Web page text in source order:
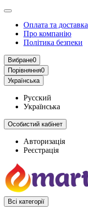
Оплата та доставка
Про компанію
Політика безпеки
Вибране0
Порівняння0
Українська
Русский
Українська
Особистий кабінет
Авторизація
Реєстрація
Всі категорії